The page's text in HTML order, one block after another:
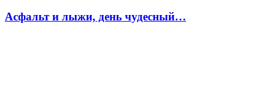
Асфальт и лыжи, день чудесный…